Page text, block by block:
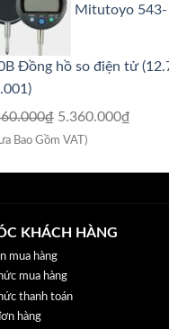
Mitutoyo 543-
Đồng hồ so điện tử
₫ Giá
gốc
5.360.000₫
Bao Gồm VAT)
KHÁCH HÀNG
mua hàng
mua hàng
thanh toán
hàng